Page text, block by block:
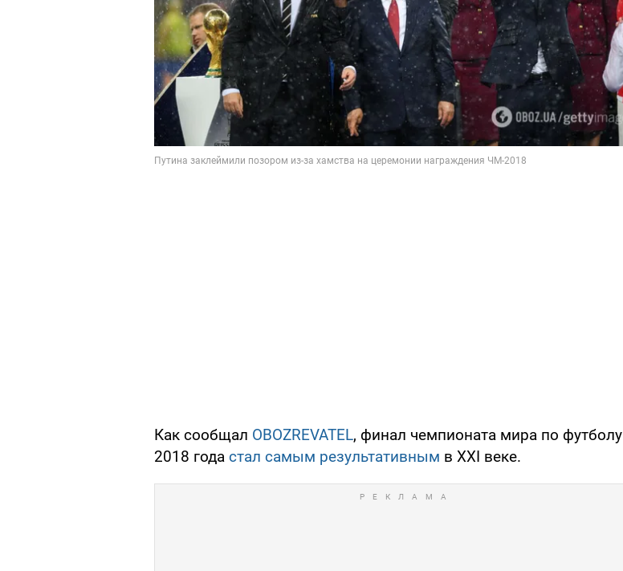
Как сообщал OBOZREVATEL, финал чемпионата мира по футболу
2018 года стал самым результативным в XXI веке.